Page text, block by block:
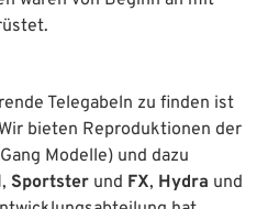
Telegabeln zu finden ist
bieten Reproduktionen der
Modelle) und dazu
,Sportster und FX, Hydra und